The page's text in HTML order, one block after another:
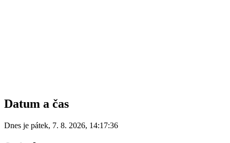
Datum a čas
Dnes je pátek, 7. 8. 2026, 14:17:36